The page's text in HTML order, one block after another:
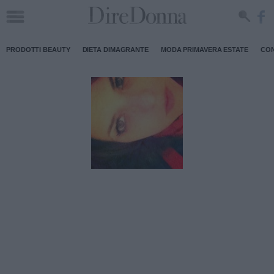
PRODOTTI BEAUTY DIETA DIMAGRANTE MODA PRIMAVERA ESTATE